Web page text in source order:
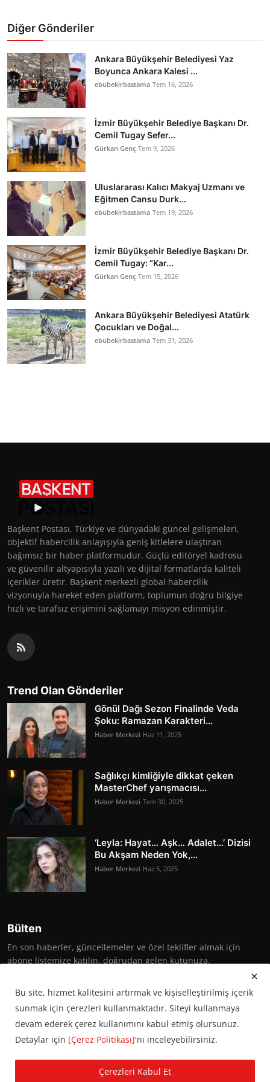
Diğer Gönderiler
Ankara Büyükşehir Belediyesi Yaz
Boyunca Ankara Kalesi ...
ebubekirbastama Tem 16, 2026
İzmir Büyükşehir Belediye Başkanı Dr.
Cemil Tugay Sefer...
Gürkan Genç Tem 9, 2026
Uluslararası Kalıcı Makyaj Uzmanı ve
Eğitmen Cansu Durk...
ebubekirbastama Tem 19, 2026
İzmir Büyükşehir Belediye Başkanı Dr.
Cemil Tugay: “Kar...
Gürkan Genç Tem 15, 2026
Ankara Büyükşehir Belediyesi Atatürk
Çocukları ve Doğal...
ebubekirbastama Tem 31, 2026
Başkent Postası, Türkiye ve dünyadaki güncel gelişmeleri,
objektif habercilik anlayışıyla geniş kitlelere ulaştıran
bağımsız bir haber platformudur. Güçlü editöryel kadrosu
ve güvenilir altyapısıyla yazılı ve dijital formatlarda kaliteli
içerikler üretir. Başkent merkezli global habercilik
vizyonuyla hareket eden platform, toplumun doğru bilgiye
hızlı ve tarafsız erişimini sağlamayı misyon edinmiştir.
Trend Olan Gönderiler
Gönül Dağı Sezon Finalinde Veda
Şoku: Ramazan Karakteri...
Haber Merkezi Haz 11, 2025
Sağlıkçı kimliğiyle dikkat çeken
MasterChef yarışmacısı...
Haber Merkezi Tem 30, 2025
‘Leyla: Hayat… Aşk… Adalet…’ Dizisi
Bu Akşam Neden Yok,...
Haber Merkezi Haz 5, 2025
Bülten
En son haberler, güncellemeler ve özel teklifler almak için
abone listemize katılın, doğrudan gelen kutunuza.
Abone Ol
KVKK Aydınlatma Metni
Bu site, hizmet kalitesini artırmak ve kişiselleştirilmiş içerik
sunmak için çerezleri kullanmaktadır. Siteyi kullanmaya
devam ederek çerez kullanımını kabul etmiş olursunuz.
Detaylar için [Çerez Politikası]'nı inceleyebilirsiniz.
Çerezleri Kabul Et